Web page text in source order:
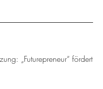
„Futurepreneur“ fördert